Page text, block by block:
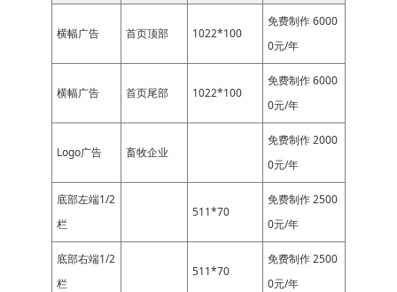
横幅广告 首页顶部 1022*100
免费制作 6000
0元/年
横幅广告 首页尾部 1022*100
免费制作 6000
0元/年
Logo广告 畜牧企业
免费制作 2000
0元/年
底部左端1/2
栏
511*70
免费制作 2500
0元/年
底部右端1/2
栏
511*70
免费制作 2500
0元/年